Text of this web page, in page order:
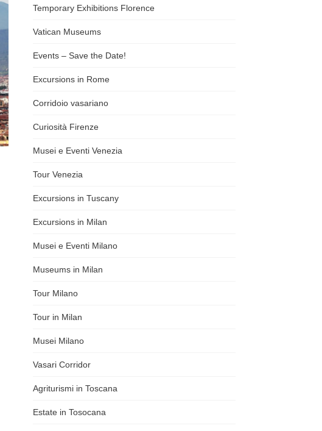
Temporary Exhibitions Florence
Vatican Museums
Events – Save the Date!
Excursions in Rome
Corridoio vasariano
Curiosità Firenze
Musei e Eventi Venezia
Tour Venezia
Excursions in Tuscany
Excursions in Milan
Musei e Eventi Milano
Museums in Milan
Tour Milano
Tour in Milan
Musei Milano
Vasari Corridor
Agriturismi in Toscana
Estate in Tosocana